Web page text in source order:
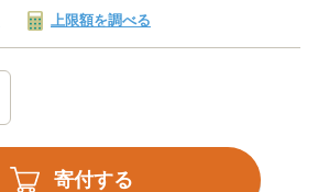
上限額を調べる
寄付する